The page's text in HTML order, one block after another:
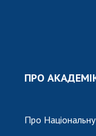
ПРО
Про